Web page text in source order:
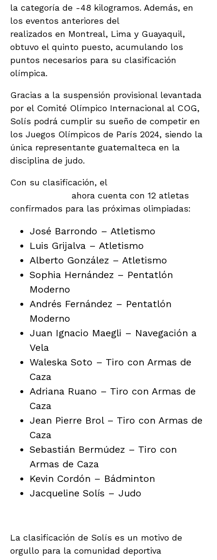
la categoría de -48 kilogramos. Además, en
los eventos anteriores del
realizados en Montreal, Lima y Guayaquil,
obtuvo el quinto puesto, acumulando los
puntos necesarios para su clasificación
olímpica.
Gracias a la suspensión provisional levantada
por el Comité Olímpico Internacional al COG,
Solís podrá cumplir su sueño de competir en
los Juegos Olímpicos de París 2024, siendo la
única representante guatemalteca en la
disciplina de judo.
Con su clasificación, el
ahora cuenta con 12 atletas
confirmados para las próximas olimpiadas:
José Barrondo – Atletismo
Luis Grijalva – Atletismo
Alberto González – Atletismo
Sophia Hernández – Pentatlón
Moderno
Andrés Fernández – Pentatlón
Moderno
Juan Ignacio Maegli – Navegación a
Vela
Waleska Soto – Tiro con Armas de
Caza
Adriana Ruano – Tiro con Armas de
Caza
Jean Pierre Brol – Tiro con Armas de
Caza
Sebastián Bermúdez – Tiro con
Armas de Caza
Kevin Cordón – Bádminton
Jacqueline Solís – Judo
La clasificación de Solís es un motivo de
orgullo para la comunidad deportiva